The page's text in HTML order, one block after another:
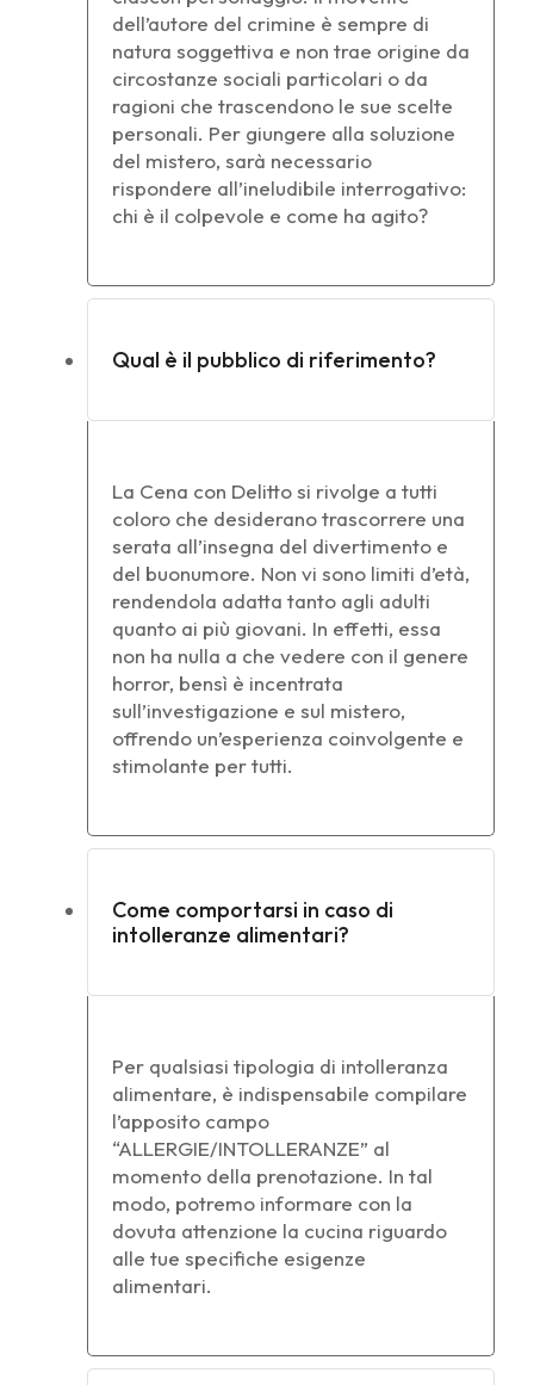
dell’autore del crimine è sempre di
natura soggettiva e non trae origine da
circostanze sociali particolari o da
ragioni che trascendono le sue scelte
personali. Per giungere alla soluzione
del mistero, sarà necessario
rispondere all’ineludibile interrogativo:
chi è il colpevole e come ha agito?
Qual è il pubblico di riferimento?
La Cena con Delitto si rivolge a tutti
coloro che desiderano trascorrere una
serata all’insegna del divertimento e
del buonumore. Non vi sono limiti d’età,
rendendola adatta tanto agli adulti
quanto ai più giovani. In effetti, essa
non ha nulla a che vedere con il genere
horror, bensì è incentrata
sull’investigazione e sul mistero,
offrendo un’esperienza coinvolgente e
stimolante per tutti.
Come comportarsi in caso di
intolleranze alimentari?
Per qualsiasi tipologia di intolleranza
alimentare, è indispensabile compilare
l’apposito campo
“ALLERGIE/INTOLLERANZE” al
momento della prenotazione. In tal
modo, potremo informare con la
dovuta attenzione la cucina riguardo
alle tue specifiche esigenze
alimentari.